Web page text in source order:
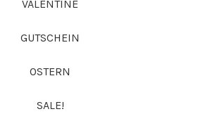
VALENTINE
GUTSCHEIN
OSTERN
SALE!